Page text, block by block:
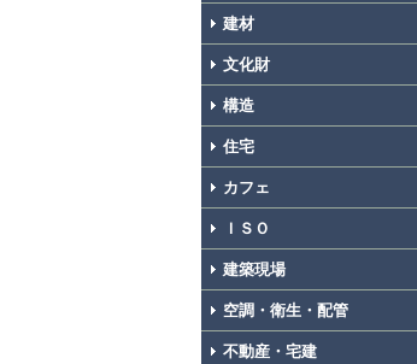
建材
文化財
構造
住宅
カフェ
ＩＳＯ
建築現場
空調・衛生・配管
不動産・宅建